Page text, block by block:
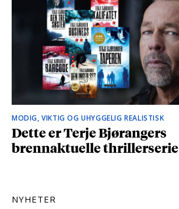
MODIG, VIKTIG OG UHYGGELIG REALISTISK
Dette er Terje Bjørangers
brennaktuelle thrillerserie
NYHETER